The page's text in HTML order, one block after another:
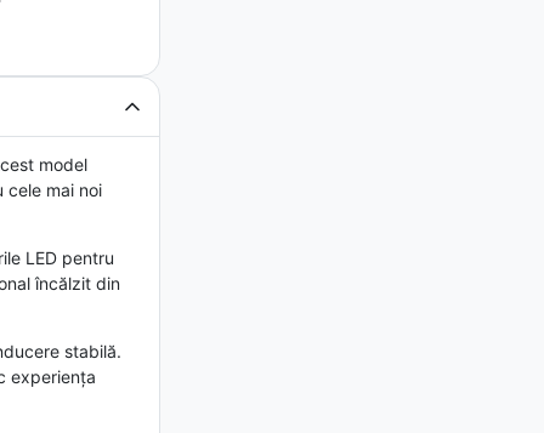
model
cele mai noi
LED pentru
încălzit din
stabilă.
experiența